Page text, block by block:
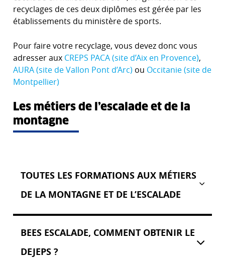
recyclages de ces deux diplômes est gérée par les
établissements du ministère de sports.
Pour faire votre recyclage, vous devez donc vous
adresser aux CREPS PACA (site d’Aix en Provence),
AURA (site de Vallon Pont d’Arc) ou Occitanie (site de
Montpellier)
Les métiers de l’escalade et de la
montagne
TOUTES LES FORMATIONS AUX MÉTIERS
DE LA MONTAGNE ET DE L’ESCALADE
BEES ESCALADE, COMMENT OBTENIR LE
DEJEPS ?